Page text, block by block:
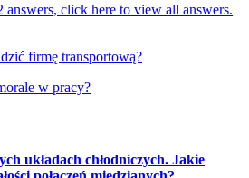
click here to view all answers.
firmę transportową?
w pracy?
układach chłodniczych. Jakie